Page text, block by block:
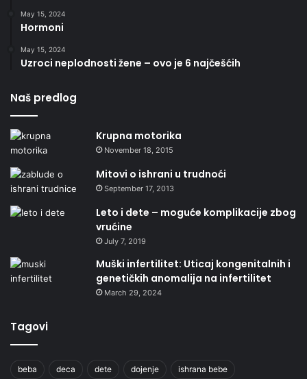
May 15, 2024
Hormoni
May 15, 2024
Uzroci neplodnosti žene – ovo je 6 najčešćih
Naš predlog
Krupna motorika
November 18, 2015
Mitovi o ishrani u trudnoći
September 17, 2013
Leto i dete – moguće komplikacije zbog
vrućine
July 7, 2019
Muški infertilitet: Uticaj kongenitalnih i
genetičkih anomalija na infertilitet
March 29, 2024
Tagovi
beba deca dete dojenje ishrana bebe